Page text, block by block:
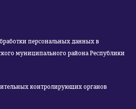
персональных данных в
муниципального района Республики
контролирующих органов